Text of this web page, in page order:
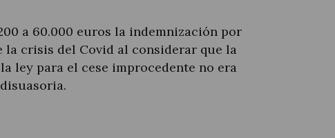
a 60.000 euros la indemnización por
la crisis del Covid al considerar que la
ley para el cese improcedente no era